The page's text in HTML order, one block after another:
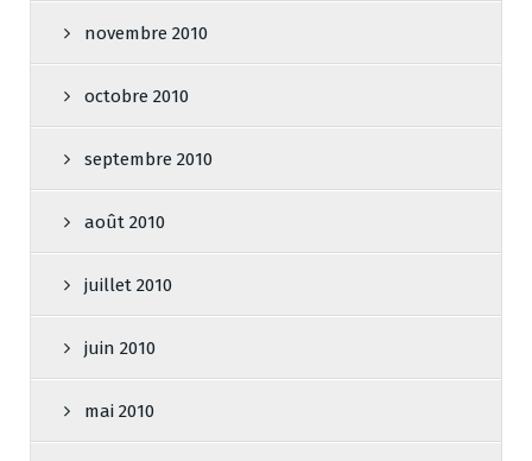
novembre 2010
octobre 2010
septembre 2010
août 2010
juillet 2010
juin 2010
mai 2010